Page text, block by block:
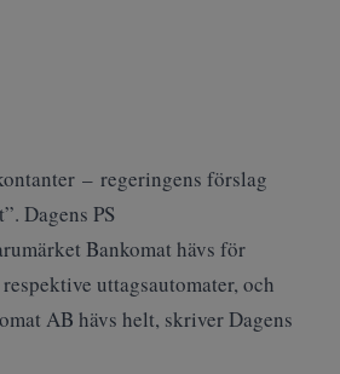
– regeringens förslag
Dagens PS
Bankomat hävs för
uttagsautomater, och
AB hävs helt, skriverDagens